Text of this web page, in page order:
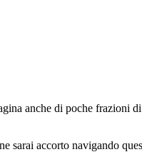
anche di poche frazioni
sarai accorto navigando